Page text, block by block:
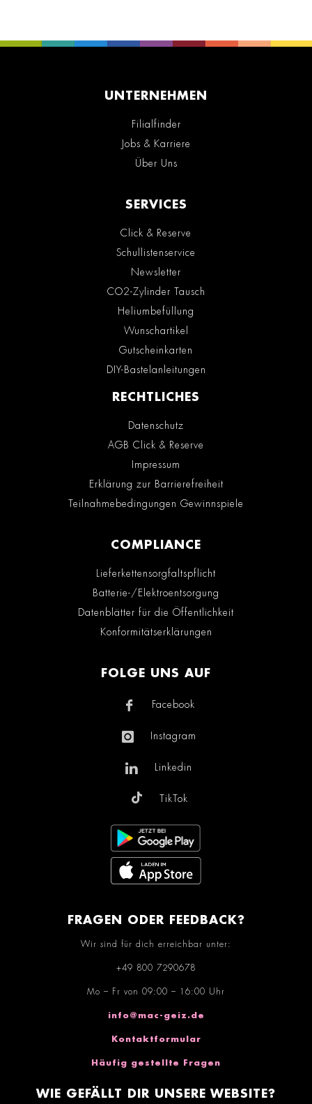
UNTERNEHMEN
Filialfinder
Jobs & Karriere
Über Uns
SERVICES
Click & Reserve
Schullistenservice
Newsletter
CO2-Zylinder Tausch
Heliumbefüllung
Wunschartikel
Gutscheinkarten
DIY-Bastelanleitungen
RECHTLICHES
Datenschutz
AGB Click & Reserve
Impressum
Erklärung zur Barrierefreiheit
Teilnahmebedingungen Gewinnspiele
COMPLIANCE
Lieferkettensorgfaltspflicht
Batterie-/Elektroentsorgung
Datenblätter für die Öffentlichkeit
Konformitätserklärungen
FOLGE UNS AUF
Facebook
Instagram
Linkedin
TikTok
FRAGEN ODER FEEDBACK?
Wir sind für dich erreichbar unter:
+49 800 7290678
Mo – Fr von 09:00 – 16:00 Uhr
info@mac-geiz.de
Kontaktformular
Häufig gestellte Fragen
WIE GEFÄLLT DIR UNSERE WEBSITE?